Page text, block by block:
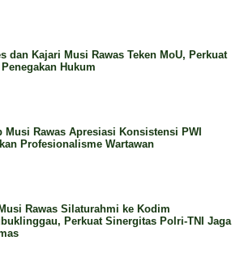
dan Kajari Musi Rawas Teken MoU, Perkuat
Hukum
Musi Rawas Apresiasi Konsistensi PWI
Profesionalisme Wartawan
Rawas Silaturahmi ke Kodim
Perkuat Sinergitas Polri-TNI Jaga